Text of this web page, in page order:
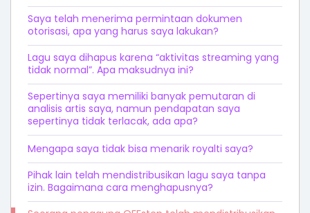
Saya telah menerima permintaan dokumen
otorisasi, apa yang harus saya lakukan?
Lagu saya dihapus karena “aktivitas streaming yang
tidak normal”. Apa maksudnya ini?
Sepertinya saya memiliki banyak pemutaran di
analisis artis saya, namun pendapatan saya
sepertinya tidak terlacak, ada apa?
Mengapa saya tidak bisa menarik royalti saya?
Pihak lain telah mendistribusikan lagu saya tanpa
izin. Bagaimana cara menghapusnya?